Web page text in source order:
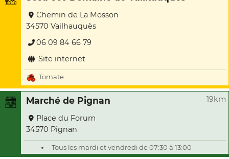
Chemin de La Mosson
34570 Vailhauquès
06 09 84 66 79
Site internet
Tomate
Marché de Pignan 19km
Place du Forum
34570 Pignan
Tous les mardi et vendredi de 07:30 à 13:00